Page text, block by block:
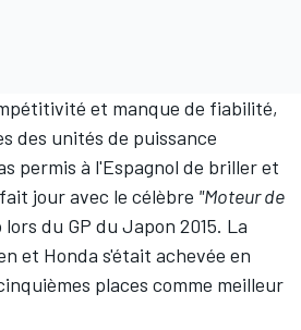
et manque de fiabilité,
des unités de puissance
permis à l'Espagnol de briller et
jour avec le célèbre "Moteur de
du GP du Japon 2015. La
et Honda s'était achevée en
places comme meilleur